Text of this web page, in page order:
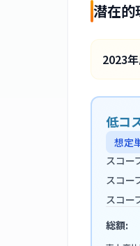
潜在的
2023
低コ
想定
スコー
スコー
スコー
総額: